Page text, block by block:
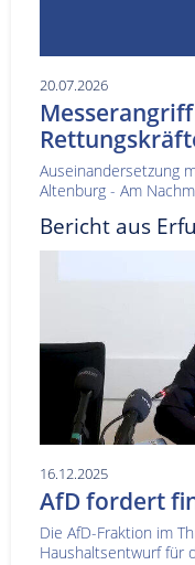
20.07.2026
Auseinandersetzung
Altenburg - Am
Bericht aus
16.12.2025
AfD fordert
Die AfD-Fraktion im
Haushaltsentwurf für